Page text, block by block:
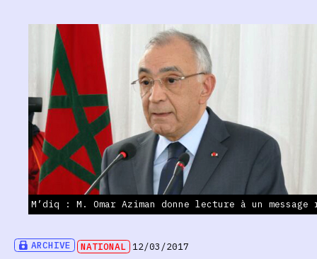
ARCHIVE NATIONAL 12/03/2017
M’diq : M. Omar Aziman donne lecture à un message